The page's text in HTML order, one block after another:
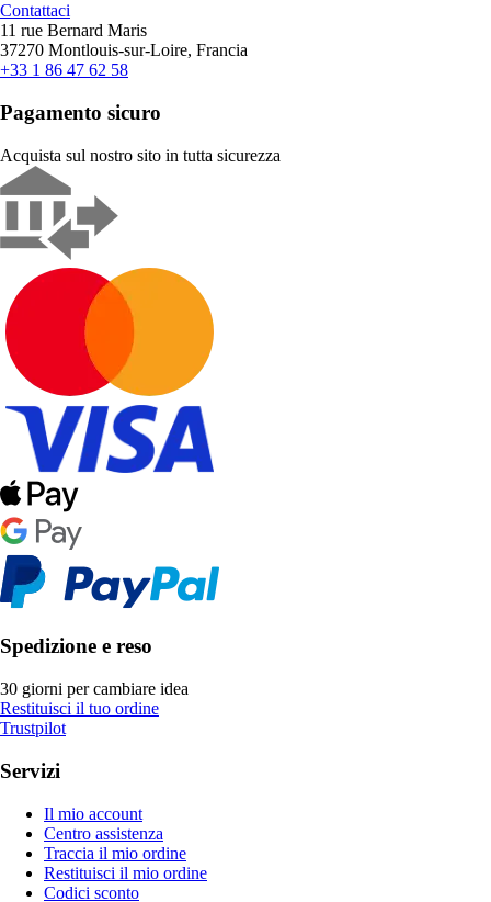
Contattaci
11 rue Bernard Maris
37270 Montlouis-sur-Loire, Francia
+33 1 86 47 62 58
Pagamento sicuro
Acquista sul nostro sito in tutta sicurezza
Spedizione e reso
30 giorni per cambiare idea
Restituisci il tuo ordine
Trustpilot
Servizi
Il mio account
Centro assistenza
Traccia il mio ordine
Restituisci il mio ordine
Codici sconto